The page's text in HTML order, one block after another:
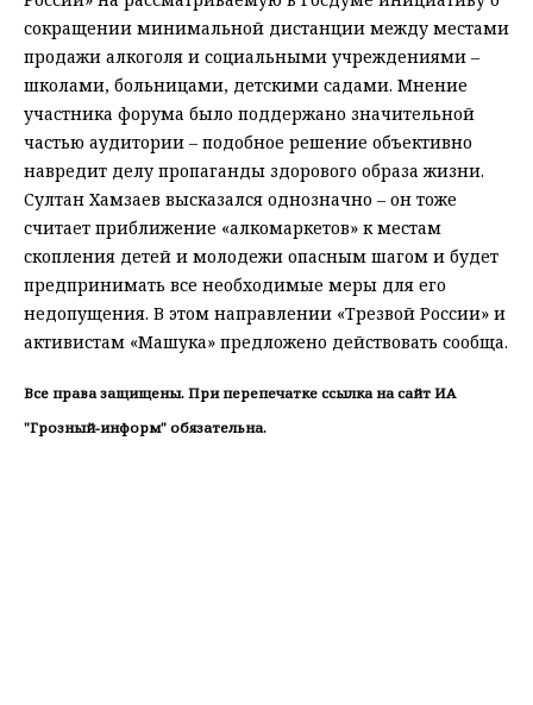
сокращении минимальной дистанции между местами
продажи алкоголя и социальными учреждениями –
школами, больницами, детскими садами. Мнение
участника форума было поддержано значительной
частью аудитории – подобное решение объективно
навредит делу пропаганды здорового образа жизни.
Султан Хамзаев высказался однозначно – он тоже
считает приближение «алкомаркетов» к местам
скопления детей и молодежи опасным шагом и будет
предпринимать все необходимые меры для его
недопущения. В этом направлении «Трезвой России» и
активистам «Машука» предложено действовать сообща.
Все права защищены. При перепечатке ссылка на сайт ИА
"Грозный-информ" обязательна.